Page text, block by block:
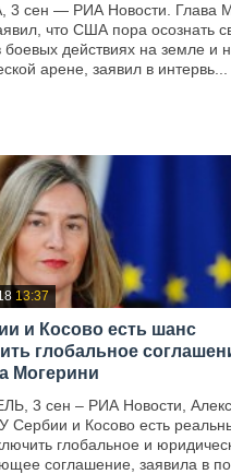
3 сен — РИА Новости. Глава
что США пора осознать
боевых действиях на земле и
арене, заявил в интервь...
13:37
и Косово есть шанс
глобальное
Могерини
3 сен – РИА Новости,
Сербии и Косово есть
глобальное и
соглашение, заявила в